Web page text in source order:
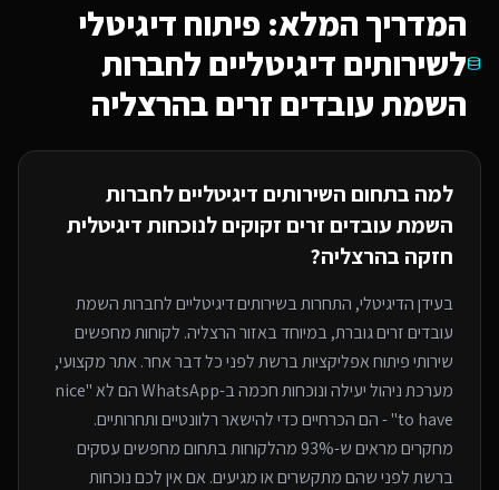
המדריך המלא: פיתוח דיגיטלי
לשירותים דיגיטליים לחברות
השמת עובדים זריםבהרצליה
למה בתחום השירותים דיגיטליים לחברות
השמת עובדים זריםזקוקים לנוכחות דיגיטלית
חזקה בהרצליה?
בעידן הדיגיטלי, התחרות בשירותים דיגיטליים לחברות השמת
עובדים זריםגוברת, במיוחדבאזור הרצליה. לקוחות מחפשים
שירותיפיתוח אפליקציותברשת לפני כל דבר אחר. אתר מקצועי,
מערכת ניהול יעילה ונוכחות חכמה ב-WhatsApp הם לא "nice
to have" - הם הכרחיים כדי להישאר רלוונטיים ותחרותיים.
מחקרים מראים ש-93% מהלקוחות בתחום מחפשים עסקים
ברשת לפני שהם מתקשרים או מגיעים. אם אין לכם נוכחות